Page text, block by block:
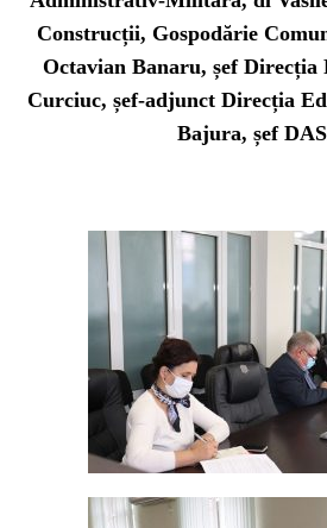
Construcții, Gospodărie
Octavian Banaru, șef
Curciuc, șef-adjunct Direcția
Bajura, șef